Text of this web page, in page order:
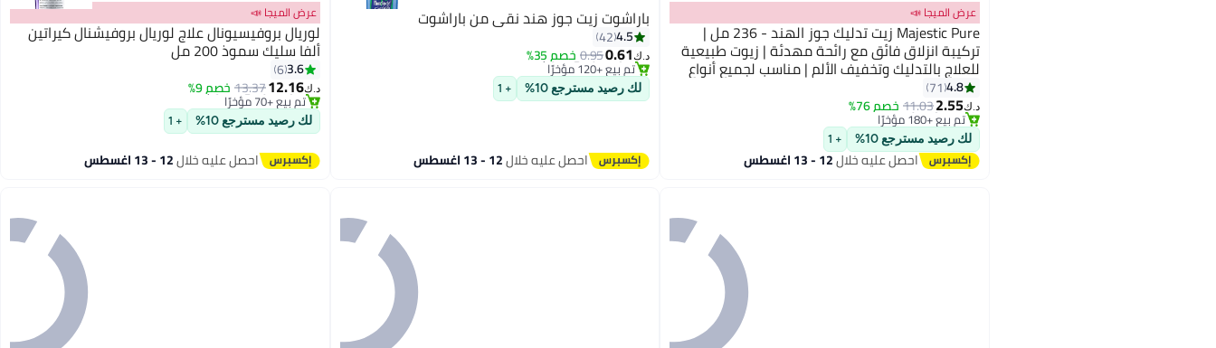
عرض الميجا 📣
Majestic Pure زيت تدليك جوز الهند - 236 مل |
تركيبة انزلاق فائق مع رائحة مهدئة | زيوت طبيعية
للعلاج بالتدليك وتخفيف الألم | مناسب لجميع أنواع
البشرة - للرجال والنساء
4.8
71
د.ك‏2.55
11.03خصم 76%
#27 في زيت وسيروم
بتخلّص بسرعة
تم بيع +180 مؤخرًا
#27 في زيت وسيروم
لك رصيد مسترجع 10% + 1
احصل عليه خلال12 - 13 اغسطس
باراشوت زيت جوز هند نقي من باراشوت
4.5
42
د.ك‏0.61
0.95خصم 35%
#24 في زيت وسيروم
أقل سعر في 7 يوم
تم بيع +120 مؤخرًا
#24 في زيت وسيروم
لك رصيد مسترجع 10% + 1
احصل عليه خلال12 - 13 اغسطس
عرض الميجا 📣
لوريال بروفيسيونال علاج لوريال بروفيشنال كيراتين
ألفا سليك سموذ 200 مل
3.6
6
د.ك‏12.16
13.37 خصم 9%
#28 في زيت وسيروم
أقل سعر في 30 يوم
تم بيع +70 مؤخرًا
#28 في زيت وسيروم
لك رصيد مسترجع 10% + 1
احصل عليه خلال12 - 13 اغسطس